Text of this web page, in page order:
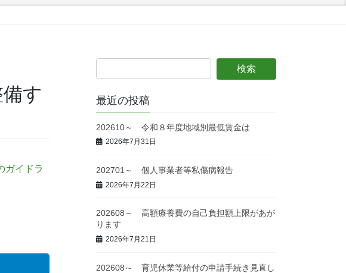
す
ガイドラ
最近の投稿
202610～ 令和８年度地域別最低賃金は
2026年7月31日
202701～ 個人事業者等私傷病報告
2026年7月22日
202608～ 高額療養費の自己負担額上限があが
ります
2026年7月21日
202608～ 育児休業等給付の申請手続き見直し